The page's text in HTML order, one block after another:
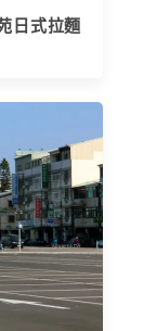
日式拉麵